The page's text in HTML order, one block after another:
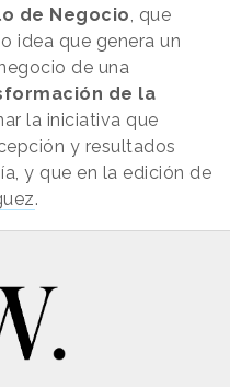
de Negocio , que
idea que genera un
de una
de la
la iniciativa que
y resultados
y que en la edición de
.